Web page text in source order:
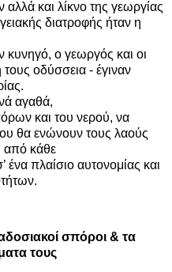
και λίκνο της γεωργίας
διατροφής ήταν η
κυνηγό, ο γεωργός και οι
οδύσσεια - έγιναν
αγαθά,
και του νερού, να
θα ενώνουν τους λαούς
από κάθε
πλαίσιο αυτονομίας και
σπόροι & τα
τους